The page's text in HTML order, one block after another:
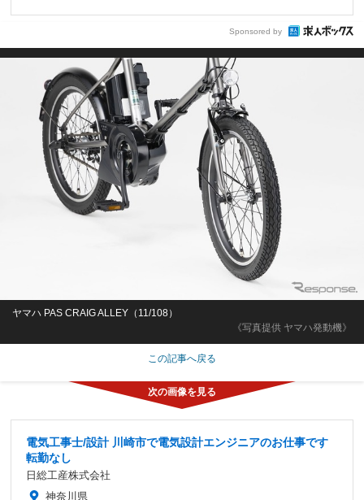
Sponsored by
《写真提供 ヤマハ発動機》
ヤマハ PAS CRAIG ALLEY（11/108）
この記事へ戻る
電気工事士/設計 川崎市で電気設計エンジニアのお仕事です
転勤なし
日総工産株式会社
神奈川県